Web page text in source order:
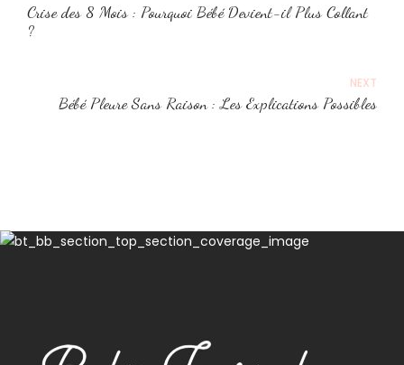
Crise des 8 Mois : Pourquoi Bébé Devient-il Plus Collant
?
NEXT
Bébé Pleure Sans Raison : Les Explications Possibles